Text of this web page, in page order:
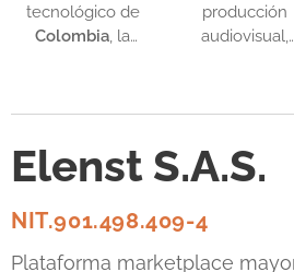
tecnológico de
Colombia, la
una decisión
crítica que
directamente
en la
producción
audiovisual,
transmisiones
en vivo
una solución
poco práctica:
Elenst S.A.S.
NIT.901.498.409-4
Plataforma marketplace